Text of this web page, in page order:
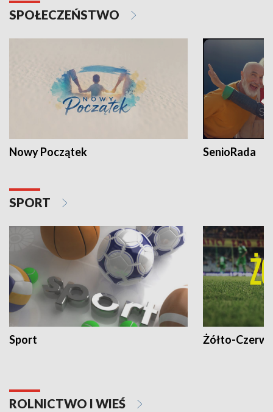
SPOŁECZEŃSTWO
Nowy Początek SenioRada
SPORT
Sport Żółto-
ROLNICTWO I WIEŚ